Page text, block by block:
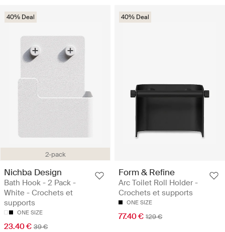
2-pack
40% Deal
Nichba Design
Bath Hook - 2 Pack -
White - Crochets et
supports
ONE SIZE
23.40 € 39 €
40% Deal
Form & Refine
Arc Toilet Roll Holder -
Crochets et supports
ONE SIZE
77.40 € 129 €